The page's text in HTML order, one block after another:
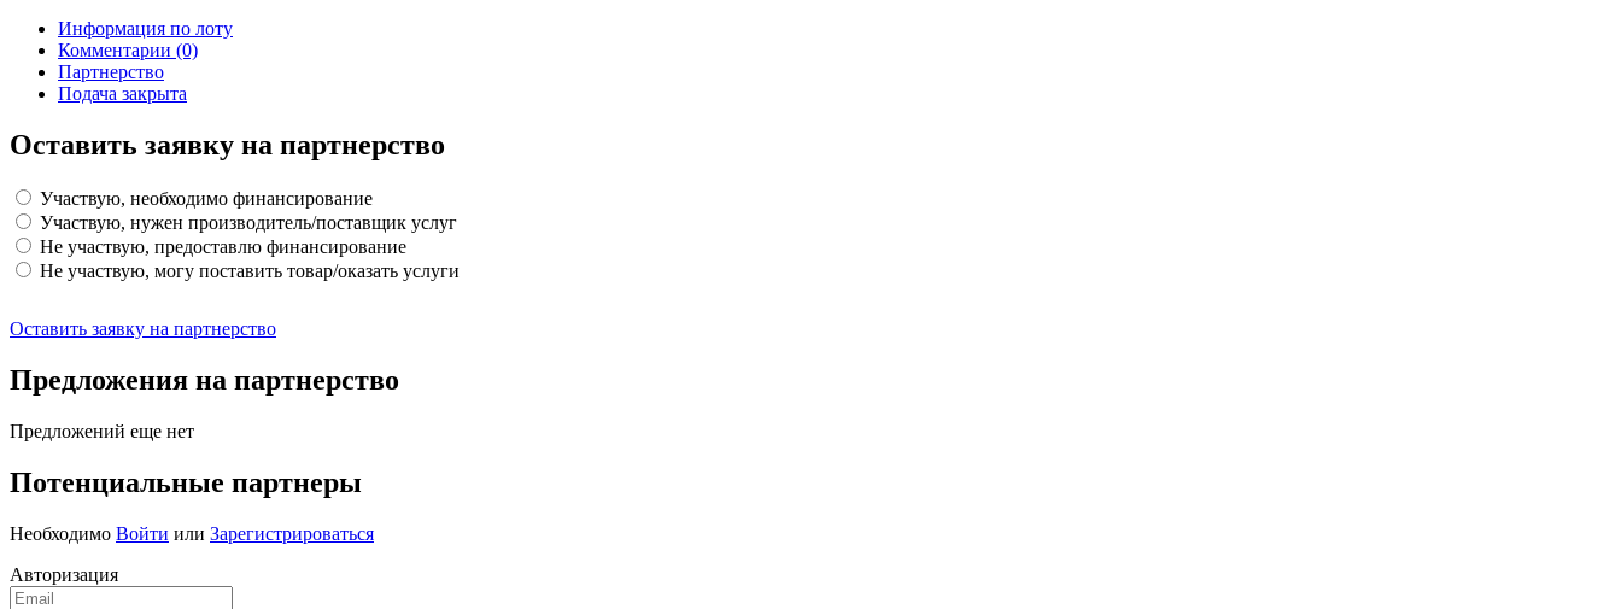
Информация по лоту
Комментарии (0)
Партнерство
Подача закрыта
Оставить заявку на партнерство
Участвую, необходимо финансирование
Участвую, нужен производитель/поставщик услуг
Не участвую, предоставлю финансирование
Не участвую, могу поставить товар/оказать услуги
Оставить заявку на партнерство
Предложения на партнерство
Предложений еще нет
Потенциальные партнеры
Необходимо Войти или Зарегистрироваться
Авторизация